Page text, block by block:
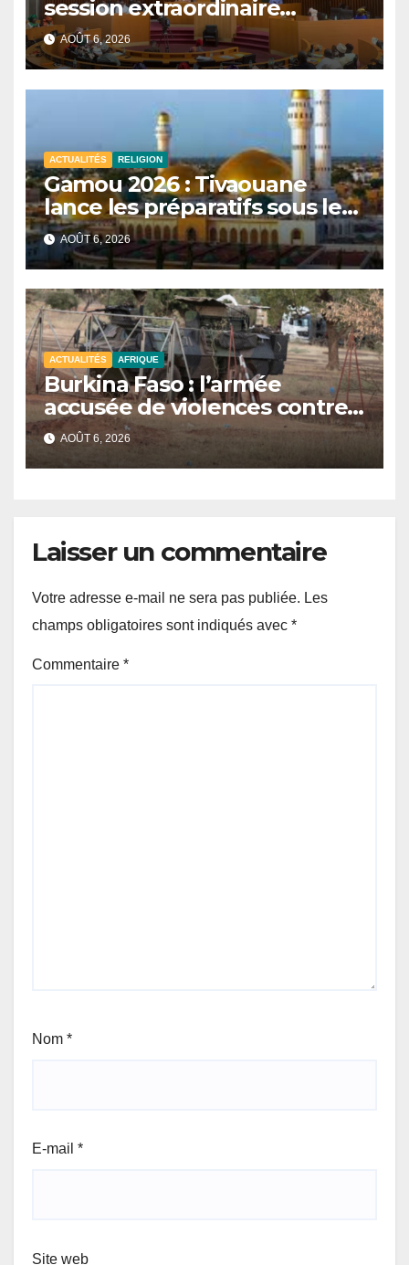
session extraordinaire
convoquée le 10 août avec
plusieurs commissions
d’enquête à l’ordre du jour.
AOÛT 6, 2026
ACTUALITÉS RELIGION
Gamou 2026 : Tivaouane
lance les préparatifs sous le
signe de l’unité et du Tawhid.
AOÛT 6, 2026
ACTUALITÉS AFRIQUE
Burkina Faso : l’armée
accusée de violences contre
des civils après une attaque
jihadiste.
AOÛT 6, 2026
Laisser un commentaire
Votre adresse e-mail ne sera pas publiée. Les
champs obligatoires sont indiqués avec *
Commentaire *
Nom *
E-mail *
Site web